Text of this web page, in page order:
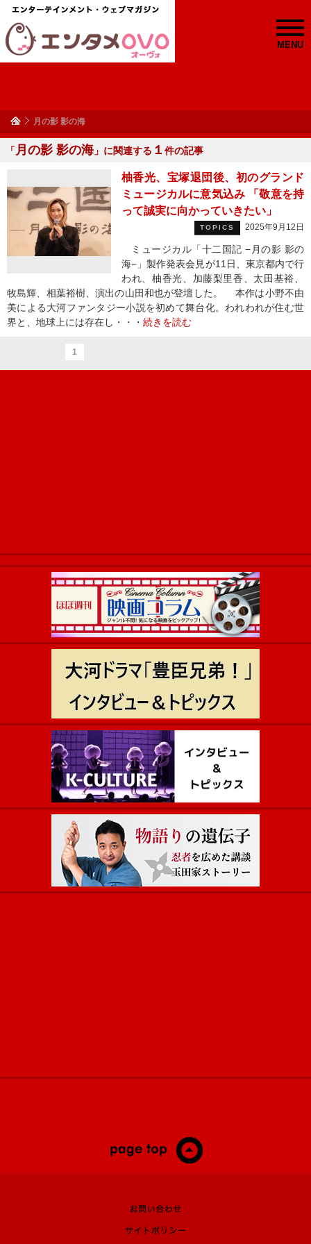
MENU
月の影 影の海
「月の影 影の海 」に関連する １ 件の記事
柚香光、宝塚退団後、初のグランド
ミュージカルに意気込み 「敬意を持
って誠実に向かっていきたい」
TOPICS 2025年9月12日
ミュージカル「十二国記 −月の影 影の
海−」製作発表会見が11日、東京都内で行
われ、柚香光、加藤梨里香、太田基裕、
牧島輝、相葉裕樹、演出の山田和也が登壇した。 本作は小野不由
美による大河ファンタジー小説を初めて舞台化。われわれが住む世
界と、地球上には存在し・・・ 続きを読む
1